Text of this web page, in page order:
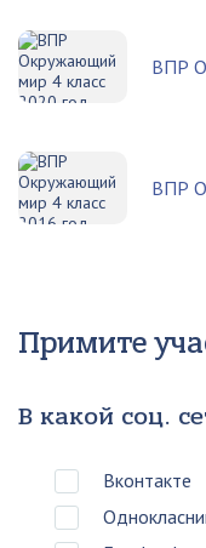
ВПР
ВПР
Примите
В какой соц.
Вконтакте